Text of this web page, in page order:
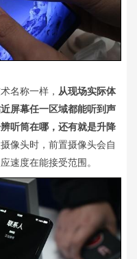
名称一样， 从现场实际体
屏幕任一区域都能听到声
听筒在哪，还有就是升降
像头时，前置摄像头会自
速度在能接受范围。